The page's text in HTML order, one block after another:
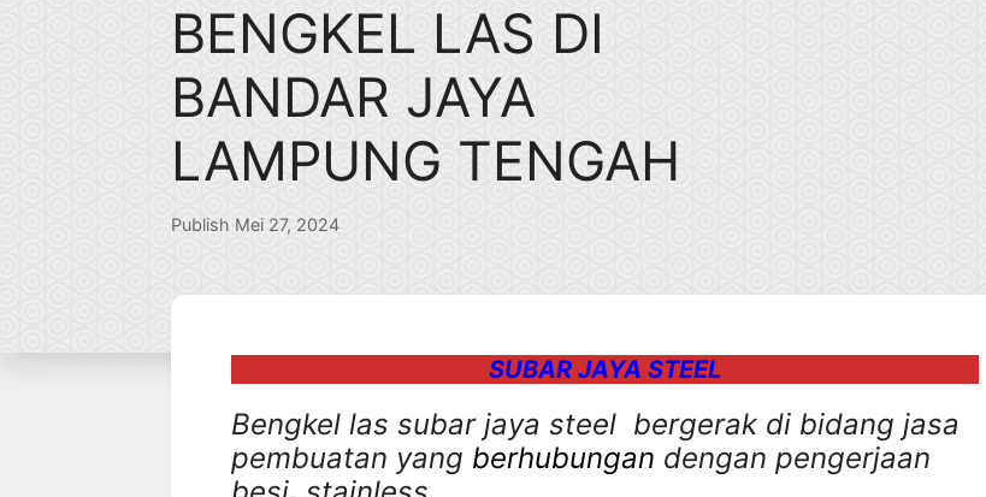
BENGKEL LAS DI
BANDAR JAYA
LAMPUNG TENGAH
Publish Mei 27, 2024
SUBAR JAYA STEEL
Bengkel las subar jaya steel bergerak di bidang jasa
pembuatan yang berhubungan dengan pengerjaan